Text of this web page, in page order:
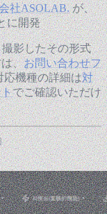
社ASOLAB.が、
に開発
影したその形式
、お問い合わせフ
機種の詳細は対
でご確認いただけ